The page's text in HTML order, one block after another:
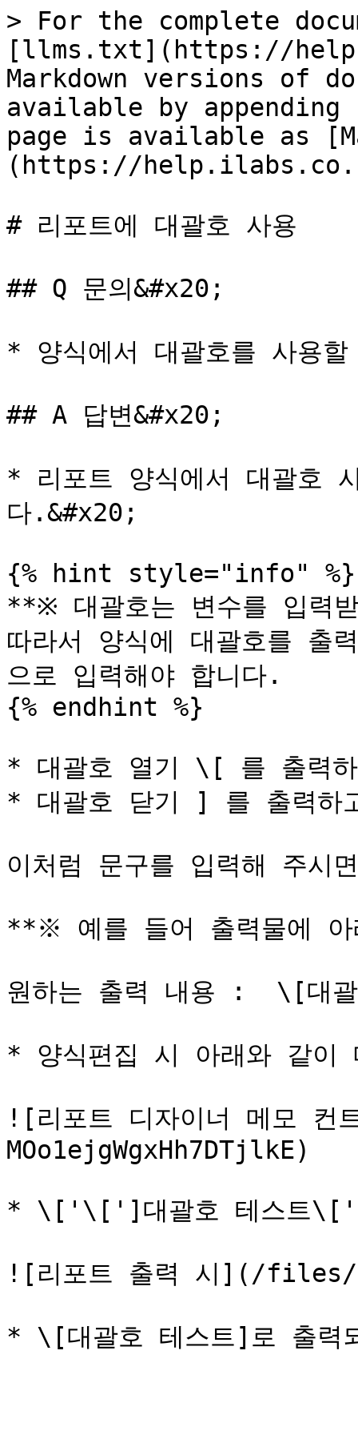
> For the complete
[llms.txt](https://
Markdown versions of
available by
page is available as
(https://
# 리포트에 대괄호 사용
## Q 문의&#x20;
* 양식에서 대괄호를 사용
## A 답변&#x20;
* 리포트 양식에서 대괄호
다.&#x20;
{% hint style="info" %}
**※ 대괄호는 변수를 입력
따라서 양식에 대괄호를 출
으로 입력해야 합니다.
{% endhint %}
* 대괄호 열기 \[ 를 출
* 대괄호 닫기 ] 를 출력
이처럼 문구를 입력해 주시
**※ 예를 들어 출력물에 아
원하는 출력 내용 :  \[대
* 양식편집 시 아래와 같이
![리포트 디자이너 메모
MOo1ejgWgxHh7DTjlkE)
* \['\[']대괄호 테스트
![리포트 출력 시](/files/-